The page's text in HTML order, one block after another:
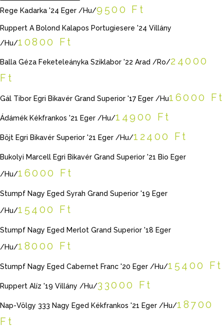
Rege Kadarka '24 Eger /Hu/9500 Ft
Ruppert A Bolond Kalapos Portugiesere '24 Villány
/Hu/10800 Ft
Balla Géza Feketeleányka Sziklabor '22 Arad /Ro/24000
Ft
Gál Tibor Egri Bikavér Grand Superior '17 Eger /Hu16000 Ft
Ádámék Kékfrankos '21 Eger /Hu/14900 Ft
Böjt Egri Bikavér Superior '21 Eger /Hu/12400 Ft
Bukolyi Marcell Egri Bikavér Grand Superior '21 Bio Eger
/Hu/16000 Ft
Stumpf Nagy Eged Syrah Grand Superior '19 Eger
/Hu/15400 Ft
Stumpf Nagy Eged Merlot Grand Superior '18 Eger
/Hu/18000 Ft
Stumpf Nagy Eged Cabernet Franc '20 Eger /Hu/15400 Ft
Ruppert Alíz '19 Villány /Hu/33000 Ft
Nap-Völgy 333 Nagy Eged Kékfrankos '21 Eger /Hu/18700
Ft